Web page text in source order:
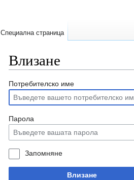
Влизане
Направо
към
навигацията
Направо
към
търсенето
Потребителско име
Парола
Запомняне
Влизане
Специална страница